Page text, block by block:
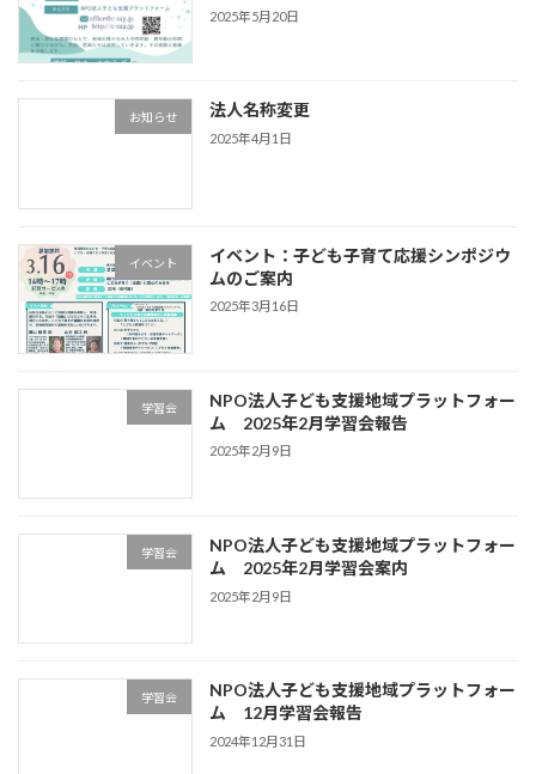
2025年5月20日
お知らせ 法人名称変更
2025年4月1日
イベント
イベント：子ども子育て応援シンポジウ
ムのご案内
2025年3月16日
学習会
NPO法人子ども支援地域プラットフォー
ム 2025年2月学習会報告
2025年2月9日
学習会
NPO法人子ども支援地域プラットフォー
ム 2025年2月学習会案内
2025年2月9日
学習会
NPO法人子ども支援地域プラットフォー
ム 12月学習会報告
2024年12月31日